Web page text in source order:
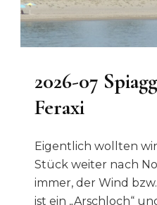
2026-07
Feraxi
Eigentlich wollten
Stück weiter nach
immer, der Wind
ist ein „Arschloch“